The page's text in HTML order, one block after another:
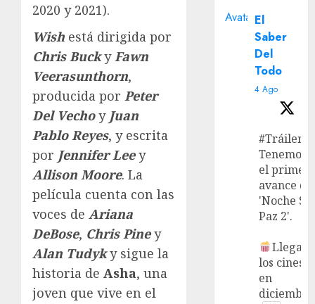
2020 y 2021).
Wish está dirigida por
Chris Bucky Fawn
Veerasunthorn,
producida por Peter
Del Vechoy Juan
Pablo Reyes, y escrita
por Jennifer Leey
Allison Moore. La
película cuenta con las
voces de Ariana
DeBose, Chris Piney
Alan Tudyky sigue la
historia de Asha, una
joven que vive en el
Avatar El
Saber
Del
Todo
4 Ago
#Tráiler
Tenemos
el primer
avance de
'Noche
Paz 2'.
Llega a
los cines
en